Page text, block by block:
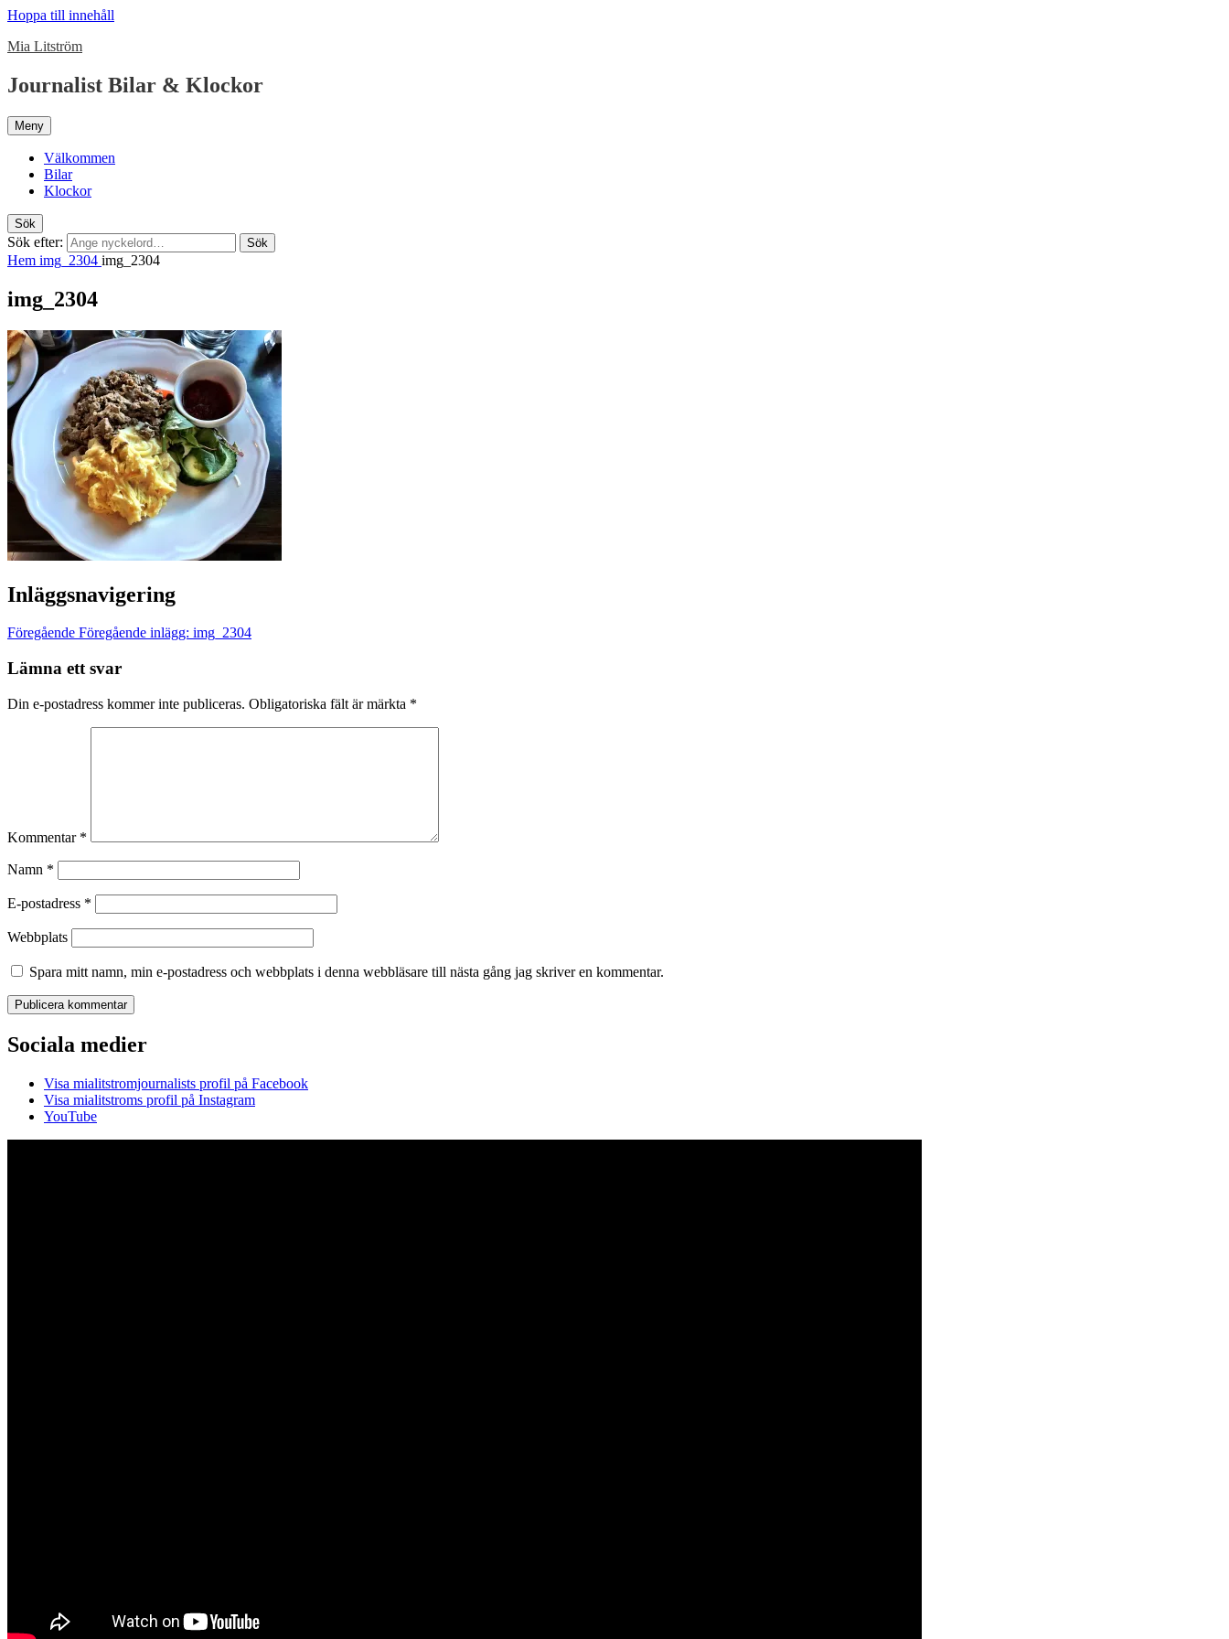
Hoppa till innehåll
Mia Litström
Journalist Bilar & Klockor
Meny
Välkommen
Bilar
Klockor
Sök
Sök efter: Sök
Hem img_2304 img_2304
img_2304
Inläggsnavigering
Föregående Föregående inlägg: img_2304
Lämna ett svar
Din e-postadress kommer inte publiceras. Obligatoriska fält är märkta *
Kommentar *
Namn *
E-postadress *
Webbplats
Spara mitt namn, min e-postadress och webbplats i denna webbläsare till nästa gång jag skriver en kommentar.
Sociala medier
Visa mialitstromjournalists profil på Facebook
Visa mialitstroms profil på Instagram
YouTube